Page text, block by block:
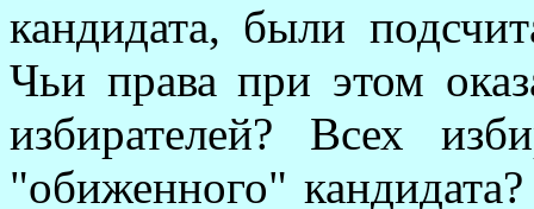
кандидата, были
Чьи права при этом
избирателей? Всех
"обиженного"